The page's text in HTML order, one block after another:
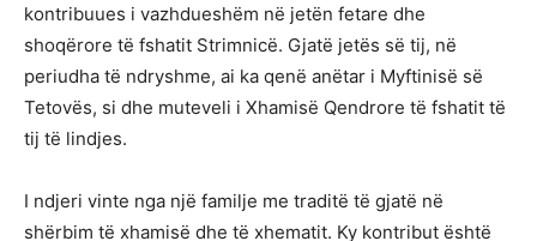
kontribuues i vazhdueshëm në jetën fetare dhe
shoqërore të fshatit Strimnicë. Gjatë jetës së tij, në
periudha të ndryshme, ai ka qenë anëtar i Myftinisë së
Tetovës, si dhe muteveli i Xhamisë Qendrore të fshatit të
tij të lindjes.
I ndjeri vinte nga një familje me traditë të gjatë në
shërbim të xhamisë dhe të xhematit. Ky kontribut është